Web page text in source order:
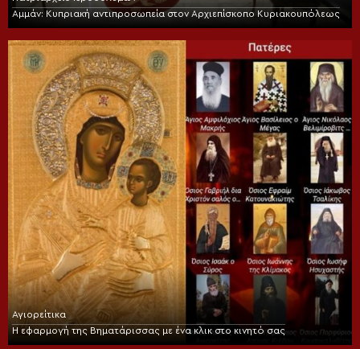
Αμμάν: Κυπριακή αντιπροσωπεία στον Αρχιεπίσκοπο Κυριακουπόλεως
Αγιορείτικα
Η εφαρμογή της Βηματάρισσας με ένα κλικ στο κινητό σας